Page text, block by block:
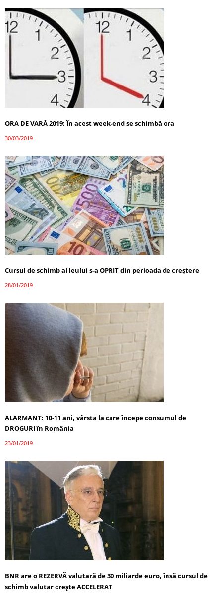
ORA DE VARĂ 2019: În acest week-end se schimbă ora
30/03/2019
Cursul de schimb al leului s-a OPRIT din perioada de creştere
28/01/2019
ALARMANT: 10-11 ani, vârsta la care începe consumul de
DROGURI în România
23/01/2019
BNR are o REZERVĂ valutară de 30 miliarde euro, însă cursul de
schimb valutar crește ACCELERAT